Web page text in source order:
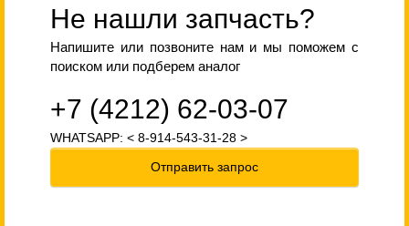
Не нашли запчасть?
Напишите или позвоните нам и мы поможем с
поиском или подберем аналог
+7 (4212) 62-03-07
WHATSAPP: < 8-914-543-31-28 >
Отправить запрос